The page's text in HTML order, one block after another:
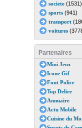
societe(1531)
sports(941)
transport
voitures
Partenaires
Mini Jeux
Icone Gif
Font Police
Top Delire
Annuaire
Actu Mobile
Cuisine du